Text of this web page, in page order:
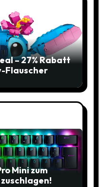
– 27% Rabatt
Flauscher
Mini zum